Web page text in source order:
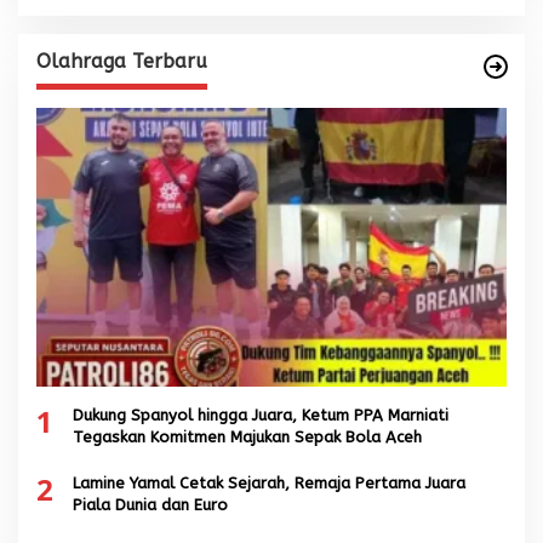
Olahraga Terbaru
1
Dukung Spanyol hingga Juara, Ketum PPA Marniati
Tegaskan Komitmen Majukan Sepak Bola Aceh
2
Lamine Yamal Cetak Sejarah, Remaja Pertama Juara
Piala Dunia dan Euro